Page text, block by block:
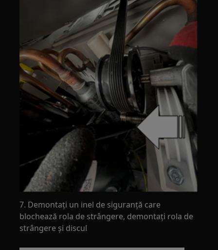
7. Demontați un inel de siguranță care
blochează rola de strângere, demontați rola de
strângere și discul